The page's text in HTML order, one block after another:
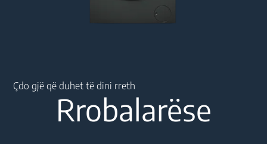
Çdo gjë që duhet të dini rreth
Rrobalarëse